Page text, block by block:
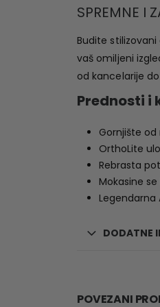
SPREMNE I
Budite
vaš omiljeni
od kancelarije
Prednosti i
Gornjište
OrthoLite
Rebrasta
Mokasine
Legendarna
DODATNE
POVEZANI